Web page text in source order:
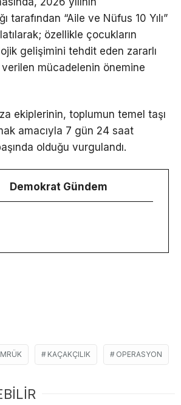
tarafından “Aile ve Nüfus 10 Yılı”
özellikle çocukların
gelişimini tehdit eden zararlı
verilen mücadelenin önemine
ekiplerinin, toplumun temel taşı
amacıyla 7 gün 24 saat
olduğu vurgulandı.
Demokrat Gündem
KAÇAKÇILIK OPERASYON